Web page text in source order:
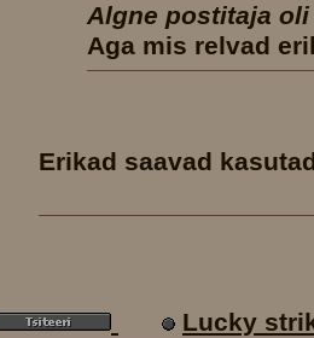
Algne postitaja
Aga mis relvad
Erikad saavad
Lucky